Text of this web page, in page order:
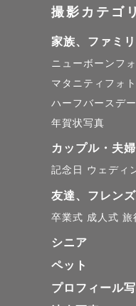
撮影カテゴリ
家族、ファミ
ニューボーンフ
マタニティフォト
ハーフバースデー
年賀状写真
カップル・夫婦
記念日 ウェディ
友達、フレンズ
卒業式 成人式 旅
シニア
ペット
プロフィール